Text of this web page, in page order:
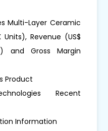
Multi-Layer Ceramic
Revenue (US$
and Gross Margin
Product
Recent
Information